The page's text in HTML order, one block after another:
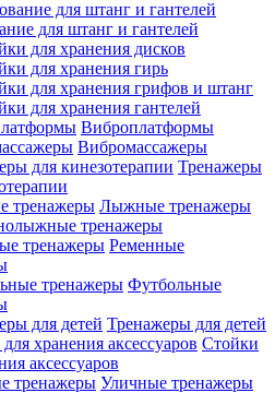
для штанг и гантелей
для хранения дисков
для хранения гирь
для хранения грифов и штанг
для хранения гантелей
Виброплатформы
Вибромассажеры
Тренажеры
Лыжные тренажеры
тренажеры
Ременные
Футбольные
Тренажеры для детей
Стойки
аксессуаров
Уличные тренажеры